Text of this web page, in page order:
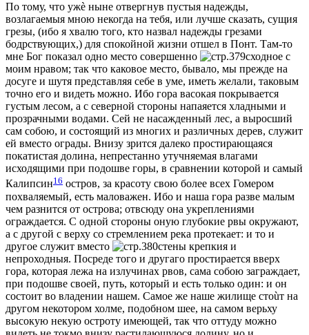
По тому, что ужè нынe отвергнув пустыя надежды,
возлагаемыя мною нeкогда на тебя, или лучше сказать, сущия
грeзы, (ибо я хвалю того, кто назвал надежды грeзами
бодрствующих,) для спокойной жизни отшел в Понт. Там-то
мнe Бог показал одно мeсто совершенно
сходное с
моим нравом; так что каковое мeсто, бывало, мы прежде на
досугe и шутя представляя себe в умe, имeть желали, таковым
точно его и видeть можно. Ибо гора васокая покрывается
густым лeсом, а с сeверной стороны напаяется хладными и
прозрачными водами. Сей не насажденный лeс, а выросший
сам собою, и состоящий из многих и различных дерев, служит
ей вмeсто ограды. Внизу зрится далеко простирающаяся
покатистая долина, непрестанно утучняемая влагами
исходящими при подошвe горы, в сравнении которой и самый
Калипсин16 остров, за красоту свою болeе всeх Гомером
похваляемый, есть маловажен. Ибо и наша гора развe малым
чeм разнится от острова; отвсюду она укрeплениями
ограждается. С одной стороны оную глубокие рвы окружают,
а с другой с верху со стремлением рeка протекает: и то и
другое служит вмeсто
стeны крeпкия и
непроходныя. Посредe того и другаго простирается вверх
гора, которая лежа на излучинах рвов, сама собою заграждает,
при подошвe своей, путь, который и есть только один: и он
состоит во владeнии нашем. Самое же наше жилище стоùт на
другом нeкотором холмe, подобном шеe, на самом верьху
высокую нeкую остроту имeющей, так что оттуду можно